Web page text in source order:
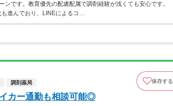
です。教育優先の配慮配属で調剤経験が浅くても安心です。
も進んでおり、LINEによるコ…
調剤薬局 保存する
カー通勤も相談可能◎